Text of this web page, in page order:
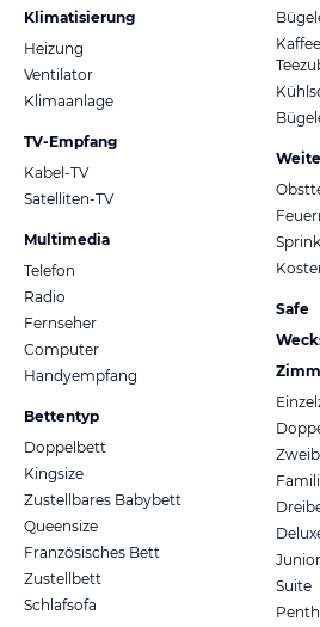
Klimatisierung
Heizung
Ventilator
Klimaanlage
TV-Empfang
Kabel-TV
Satelliten-TV
Multimedia
Telefon
Radio
Fernseher
Computer
Handyempfang
Bettentyp
Doppelbett
Kingsize
Zustellbares Babybett
Queensize
Französisches Bett
Zustellbett
Schlafsofa
Safe
Suite